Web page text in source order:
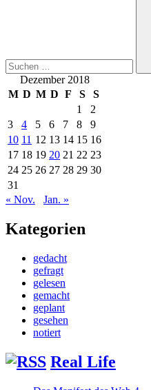
Dezember 2018
M D M D F S
S
1
2
3
4 5 6 7 8
9
10 11 12 13 14 15 16
17 18 19 20 21 22 23
24 25 26 27 28 29 30
31
« Nov.
Jan. »
Kategorien
gedacht
gefragt
gelesen
gemacht
geplant
gesehen
notiert
Real Life